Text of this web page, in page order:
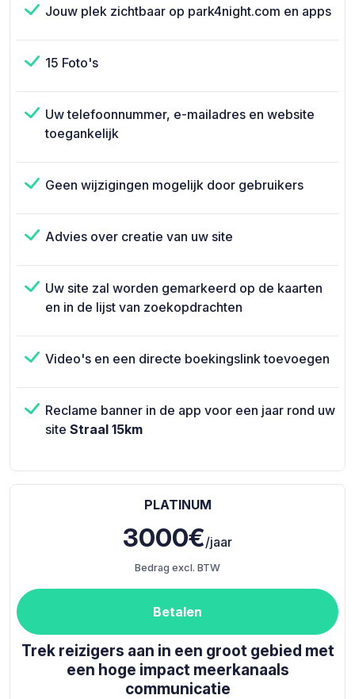
Jouw plek zichtbaar op park4night.com en apps
15 Foto's
Uw telefoonnummer, e-mailadres en website
toegankelijk
Geen wijzigingen mogelijk door gebruikers
Advies over creatie van uw site
Uw site zal worden gemarkeerd op de kaarten
en in de lijst van zoekopdrachten
Video's en een directe boekingslink toevoegen
Reclame banner in de app voor een jaar rond uw
site Straal 15km
PLATINUM
3000€/jaar
Bedrag excl. BTW
Betalen
Trek reizigers aan in een groot gebied met
een hoge impact meerkanaals
communicatie